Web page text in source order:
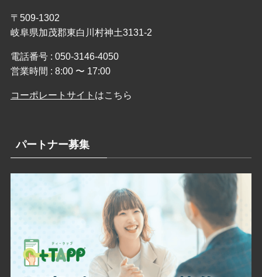
〒509-1302
岐阜県加茂郡東白川村神土3131-2
電話番号 : 050-3146-4050
営業時間 : 8:00 〜 17:00
コーポレートサイト はこちら
パートナー募集